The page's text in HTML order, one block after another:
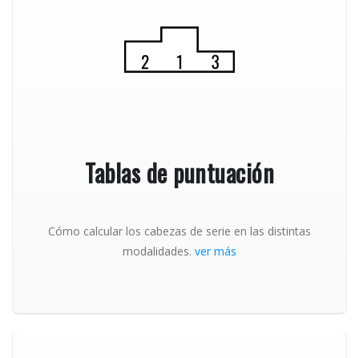
Tablas de puntuación
Cómo calcular los cabezas de serie en las distintas
modalidades. ver más